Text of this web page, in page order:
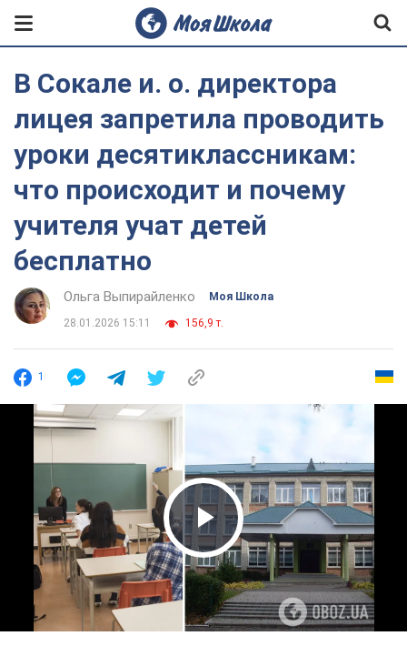
В Сокале и. о. директора
лицея запретила проводить
уроки десятиклассникам:
что происходит и почему
учителя учат детей
бесплатно
Ольга Выпирайленко Моя Школа
28.01.2026 15:11 156,9 т.
1
Play Video